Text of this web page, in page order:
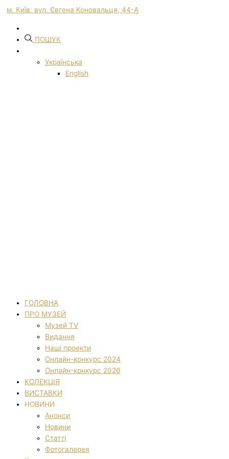
м. Київ, вул. Євгена Коновальця, 44-А
ПОШУК
Українська
English
ГОЛОВНА
ПРО МУЗЕЙ
Музей TV
Видання
Наші проекти
Онлайн-конкурс 2024
Онлайн-конкурс 2026
КОЛЕКЦІЯ
ВИСТАВКИ
НОВИНИ
Анонси
Новини
Статті
Фотогалерея